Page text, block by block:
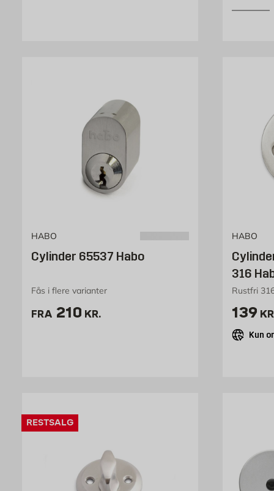
HABO
Cylinder 65537 Habo
Fås i flere varianter
FRA Pris 210 kr. /stk
210 KR.
HABO
316
Rustfri
Pris
139
Kun
RESTSALG